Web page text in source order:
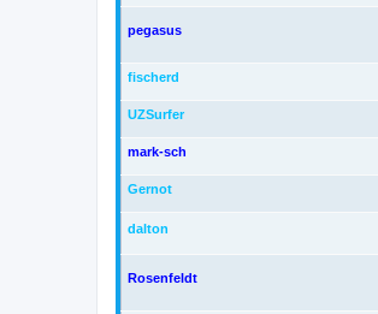
pegasus
fischerd
UZSurfer
mark-sch
Gernot
dalton
Rosenfeldt